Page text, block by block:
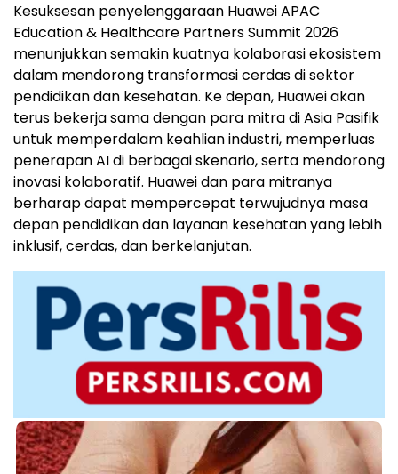
Kesuksesan penyelenggaraan Huawei APAC
Education & Healthcare Partners Summit 2026
menunjukkan semakin kuatnya kolaborasi ekosistem
dalam mendorong transformasi cerdas di sektor
pendidikan dan kesehatan. Ke depan, Huawei akan
terus bekerja sama dengan para mitra di Asia Pasifik
untuk memperdalam keahlian industri, memperluas
penerapan AI di berbagai skenario, serta mendorong
inovasi kolaboratif. Huawei dan para mitranya
berharap dapat mempercepat terwujudnya masa
depan pendidikan dan layanan kesehatan yang lebih
inklusif, cerdas, dan berkelanjutan.